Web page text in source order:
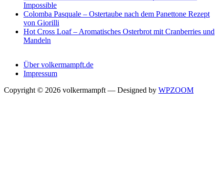
Impossible
Colomba Pasquale – Ostertaube nach dem Panettone Rezept
von Giorilli
Hot Cross Loaf – Aromatisches Osterbrot mit Cranberries und
Mandeln
Über volkermampft.de
Impressum
Copyright © 2026 volkermampft — Designed by WPZOOM